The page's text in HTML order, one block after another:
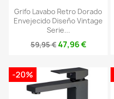
Grifo Lavabo Retro Dorado
Envejecido Diseño Vintage
Serie...
59,95 €47,96 €
-20%